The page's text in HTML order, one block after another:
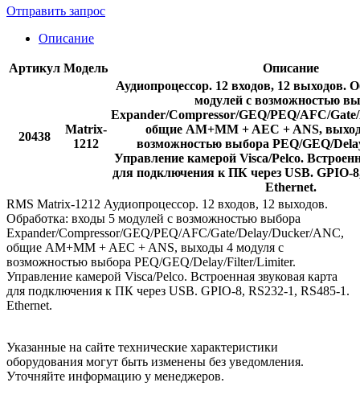
Отправить запрос
Описание
Артикул Модель Описание
20438
Matrix-
1212
Аудиопроцессор. 12 входов, 12 выходов.
модулей с возможностью
Expander/Compressor/GEQ/PEQ/AFC/
общие AM+MM + AEC + ANS,
возможностью выбора PEQ/GEQ/
Управление камерой Visca/Pelco.
для подключения к ПК через USB. GPIO-
Ethernet.
RMS Matrix-1212 Аудиопроцессор. 12 входов, 12 выходов.
Обработка: входы 5 модулей с возможностью выбора
Expander/Compressor/GEQ/PEQ/AFC/Gate/Delay/Ducker/ANC,
общие AM+MM + AEC + ANS, выходы 4 модуля с
возможностью выбора PEQ/GEQ/Delay/Filter/Limiter.
Управление камерой Visca/Pelco. Встроенная звуковая карта
для подключения к ПК через USB. GPIO-8, RS232-1, RS485-1.
Ethernet.
Указанные на сайте технические характеристики
оборудования могут быть изменены без уведомления.
Уточняйте информацию у менеджеров.